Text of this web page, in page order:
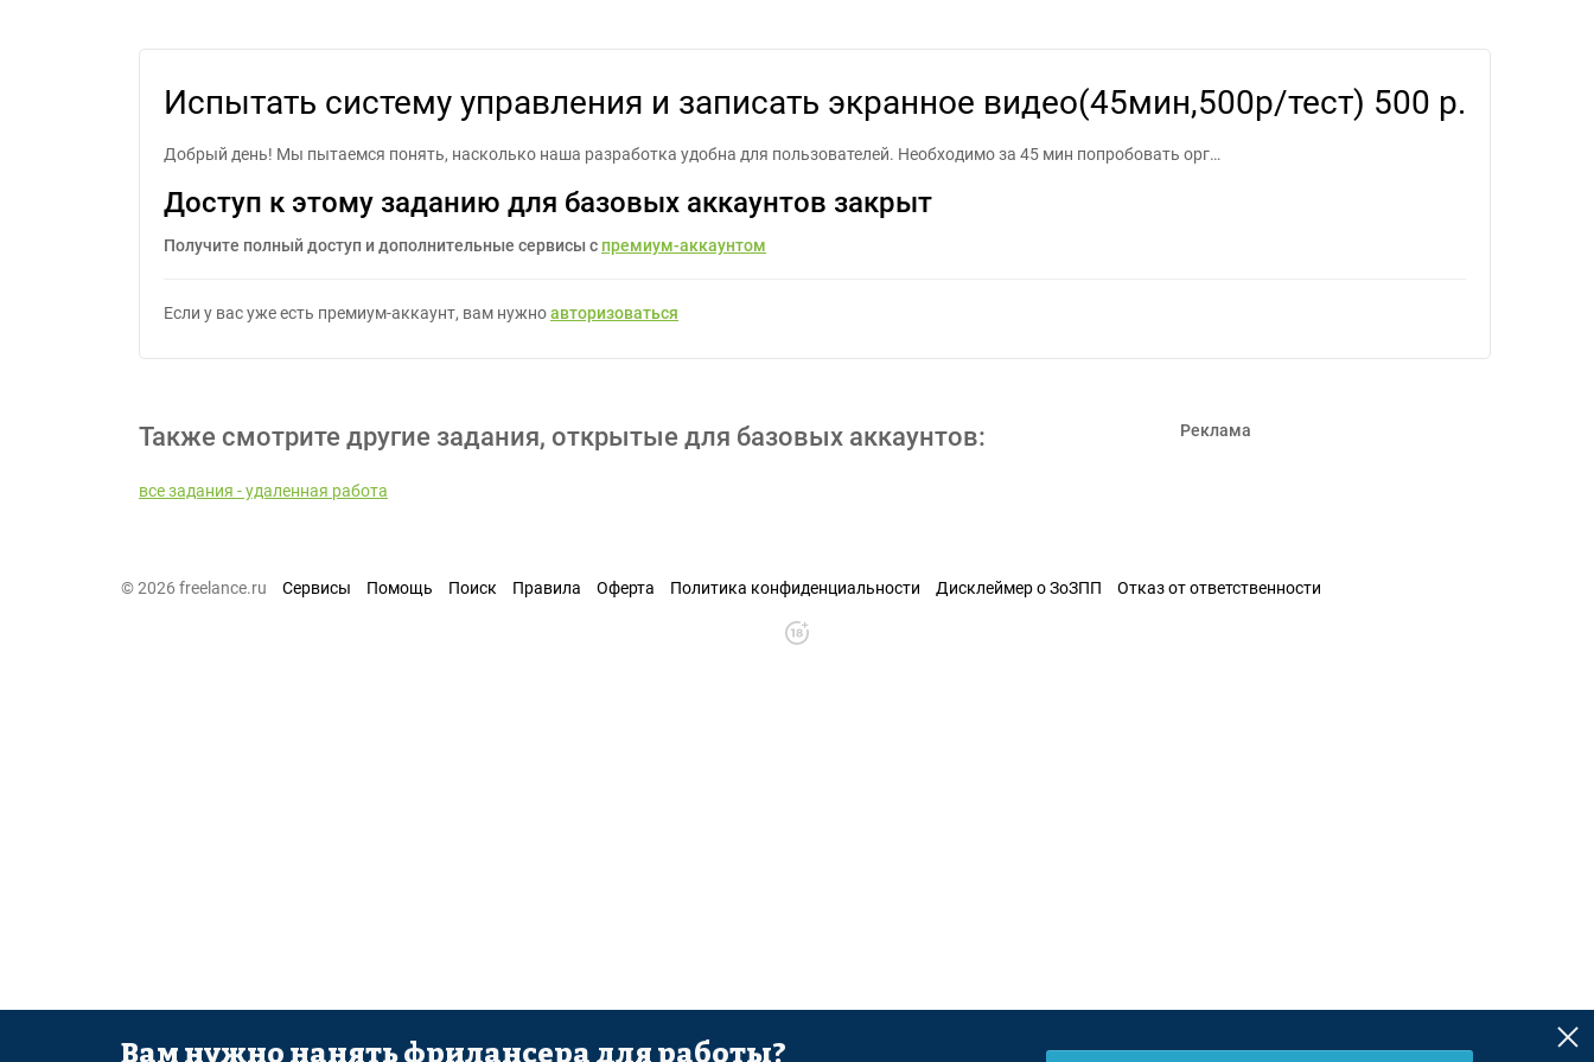
Испытать систему управления и записать экранное видео(45мин,500р/тест) 500 р.
Добрый день! Мы пытаемся понять, насколько наша разработка удобна для пользователей. Необходимо за 45 мин попробовать орг…
Доступ к этому заданию для базовых аккаунтов закрыт
Получите полный доступ и дополнительные сервисы с премиум-аккаунтом
Если у вас уже есть премиум-аккаунт, вам нужноавторизоваться
Также смотрите другие задания, открытые для базовых аккаунтов:
все задания - удаленная работа
Реклама
© 2026 freelance.ru Сервисы Помощь Поиск Правила Оферта Политика конфиденциальности Дисклеймер о ЗоЗПП Отказ от ответственности
Вам нужно нанять фрилансера для работы?